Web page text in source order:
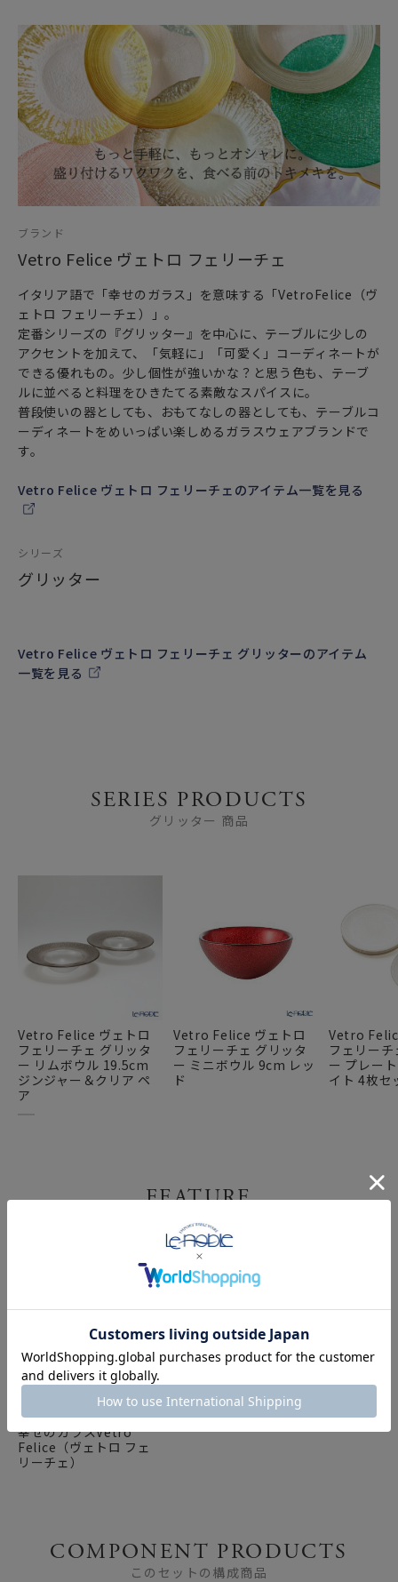
ブランド
Vetro Felice ヴェトロ フェリーチェ
イタリア語で「幸せのガラス」を意味する「VetroFelice（ヴ
ェトロ フェリーチェ）」。
定番シリーズの『グリッター』を中心に、テーブルに少しの
アクセントを加えて、「気軽に」「可愛く」コーディネートが
できる優れもの。少し個性が強いかな？と思う色も、テーブ
ルに並べると料理をひきたてる素敵なスパイスに。
普段使いの器としても、おもてなしの器としても、テーブルコ
ーディネートをめいっぱい楽しめるガラスウェアブランドで
す。
Vetro Felice ヴェトロ フェリーチェのアイテム一覧を見る
シリーズ
グリッター
Vetro Felice ヴェトロ フェリーチェ グリッターのアイテム
一覧を見る
SERIES PRODUCTS
グリッター 商品
Vetro Felice ヴェトロ
フェリーチェ グリッタ
ー リムボウル 19.5cm
ジンジャー＆クリア ペ
ア
Vetro Felice ヴェトロ
フェリーチェ グリッタ
ー ミニボウル 9cm レッ
ド
Vetro
フェリー
ー プレー
イト 4枚セ
FEATURE
幸せのガラスVetro
Felice（ヴェトロ フェ
リーチェ）
COMPONENT PRODUCTS
このセットの構成商品